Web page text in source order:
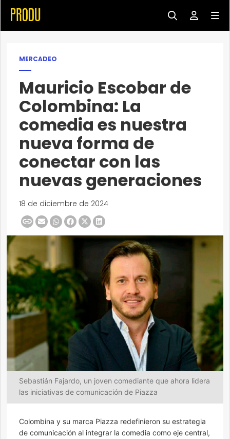
MERCADEO
Mauricio Escobar de
Colombina: La
comedia es nuestra
nueva forma de
conectar con las
nuevas generaciones
18 de diciembre de 2024
Sebastián Fajardo, un joven comediante que ahora lidera
las iniciativas de comunicación de Piazza
Colombina y su marca Piazza redefinieron su estrategia
de comunicación al integrar la comedia como eje central,